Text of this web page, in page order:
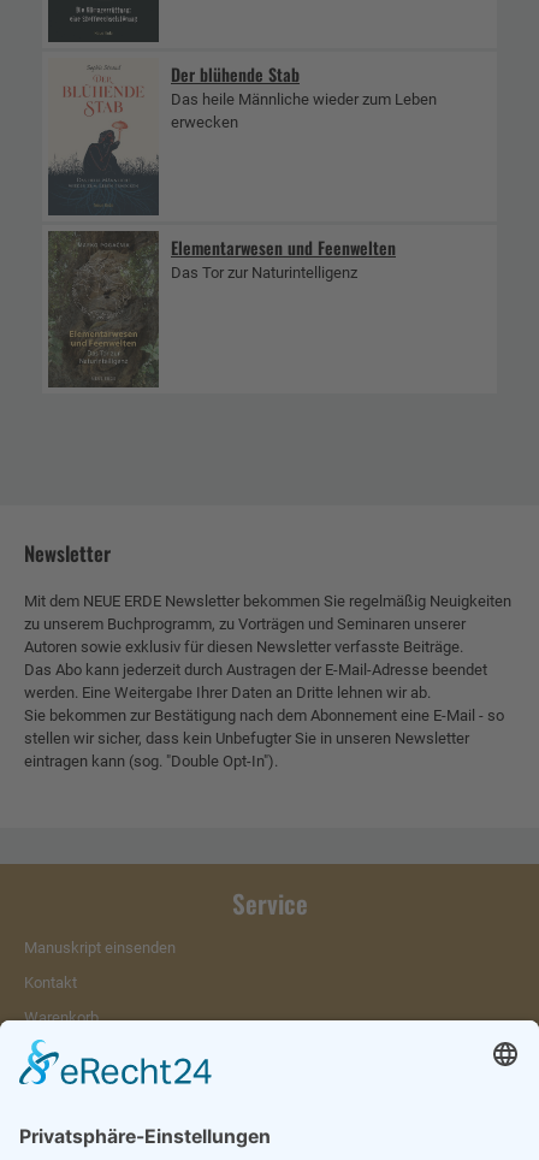
Der blühende Stab
Das heile Männliche wieder zum Leben
erwecken
Elementarwesen und Feenwelten
Das Tor zur Naturintelligenz
Newsletter
Mit dem NEUE ERDE Newsletter bekommen Sie regelmäßig Neuigkeiten
zu unserem Buchprogramm, zu Vorträgen und Seminaren unserer
Autoren sowie exklusiv für diesen Newsletter verfasste Beiträge.
Das Abo kann jederzeit durch Austragen der E-Mail-Adresse beendet
werden. Eine Weitergabe Ihrer Daten an Dritte lehnen wir ab.
Sie bekommen zur Bestätigung nach dem Abonnement eine E-Mail - so
stellen wir sicher, dass kein Unbefugter Sie in unseren Newsletter
eintragen kann (sog. "Double Opt-In").
Service
Manuskript einsenden
Kontakt
Warenkorb
Konto
Merkzettel